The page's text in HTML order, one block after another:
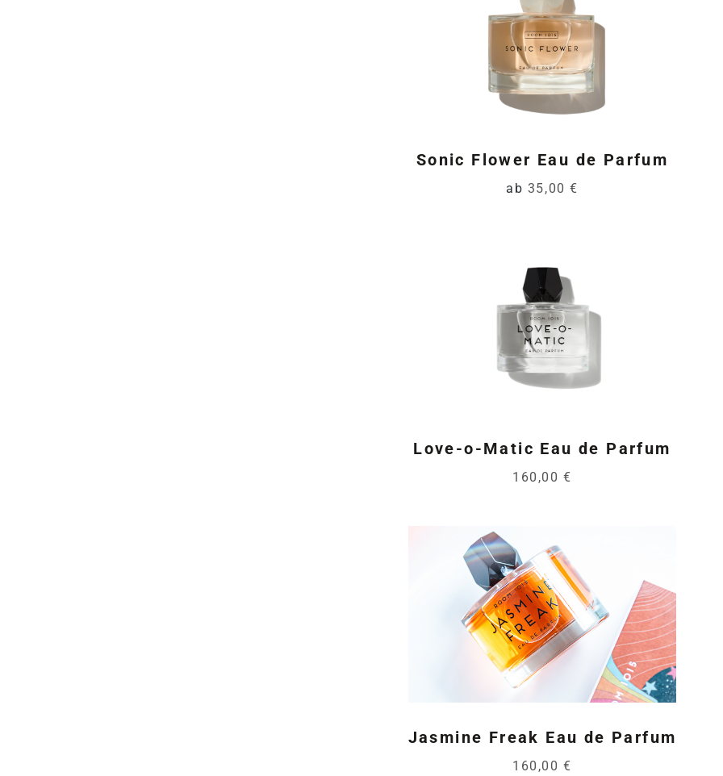
Sonic Flower Eau de Parfum
ab 35,00 €
Love-o-Matic Eau de Parfum
160,00 €
Jasmine Freak Eau de Parfum
160,00 €